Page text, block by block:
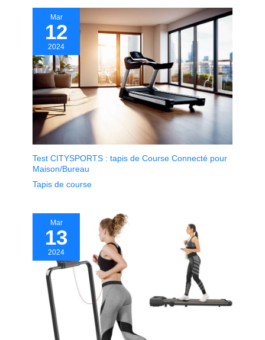
Mar
12
2024
Test CITYSPORTS : tapis de Course Connecté pour
Maison/Bureau
Tapis de course
Mar
13
2024